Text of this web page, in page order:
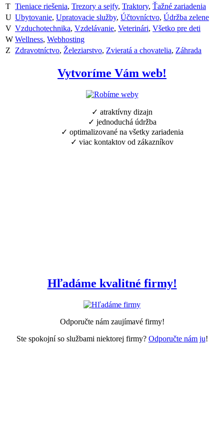
T Tieniace riešenia, Trezory a sejfy, Traktory, Ťažné zariadenia
U Ubytovanie, Upratovacie služby, Účtovníctvo, Údržba zelene
V Vzduchotechnika, Vzdelávanie, Veterinári, Všetko pre deti
W Wellness, Webhosting
Z
Zdravotníctvo, Železiarstvo, Zvieratá a chovatelia, Záhrada
Vytvoríme Vám web!
✓ atraktívny dizajn
✓ jednoduchá údržba
✓ optimalizované na všetky zariadenia
✓ viac kontaktov od zákazníkov
Hľadáme kvalitné firmy!
Odporučte nám zaujímavé firmy!
Ste spokojní so službami niektorej firmy? Odporučte nám ju!